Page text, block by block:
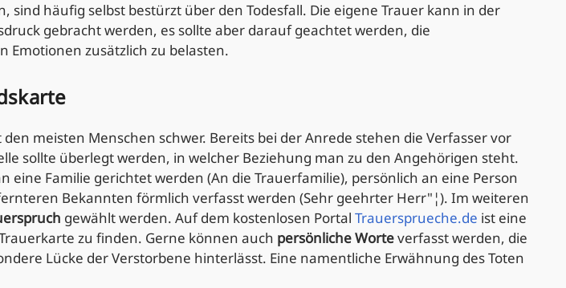
sind häufig selbst bestürzt über den Todesfall. Die eigene Trauer kann in der
gebracht werden, es sollte aber darauf geachtet werden, die
Emotionen zusätzlich zu belasten.
den meisten Menschen schwer. Bereits bei der Anrede stehen die Verfasser vor
sollte überlegt werden, in welcher Beziehung man zu den Angehörigen steht.
eine Familie gerichtet werden (An die Trauerfamilie), persönlich an eine Person
Bekannten förmlich verfasst werden (Sehr geehrter Herr"¦). Im weiteren
gewählt werden. Auf dem kostenlosen Portal Trauersprueche.de ist eine
zu finden. Gerne können auch persönliche Worteverfasst werden, die
Lücke der Verstorbene hinterlässt. Eine namentliche Erwähnung des Toten